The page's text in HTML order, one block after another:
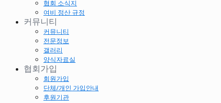
협회 소식지
여비 정산 규정
커뮤니티
커뮤니티
전문정보
갤러리
양식자료실
협회가입
회원가입
단체/개인 가입안내
후원기관